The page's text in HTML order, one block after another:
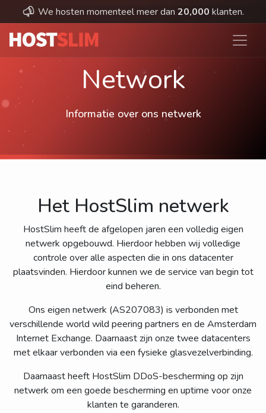
We hosten momenteel meer dan 20,000 klanten.
Network
Informatie over ons netwerk
Het HostSlim netwerk
HostSlim heeft de afgelopen jaren een volledig eigen
netwerk opgebouwd. Hierdoor hebben wij volledige
controle over alle aspecten die in ons datacenter
plaatsvinden. Hierdoor kunnen we de service van begin tot
eind beheren.
Ons eigen netwerk (AS207083) is verbonden met
verschillende world wild peering partners en de Amsterdam
Internet Exchange. Daarnaast zijn onze twee datacenters
met elkaar verbonden via een fysieke glasvezelverbinding.
Daarnaast heeft HostSlim DDoS-bescherming op zijn
netwerk om een ​​goede bescherming en uptime voor onze
klanten te garanderen.